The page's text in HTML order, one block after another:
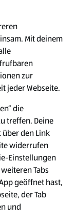
W
i
r
d
a
Mit deinem
zur
jeder Webseite.
die
treffen. Deine
den Link
widerrufen
Einstellungen
Tabs
geöffnet hast,
der Tab
und